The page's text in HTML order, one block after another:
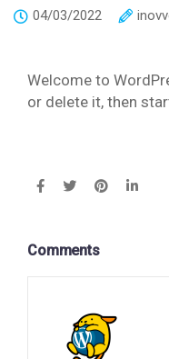
04/03/2022
Welcome to
or delete it, then
Comments